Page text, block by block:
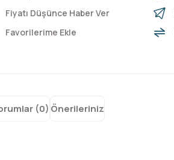
Fiyatı Düşünce Haber Ver
(0) Önerileriniz